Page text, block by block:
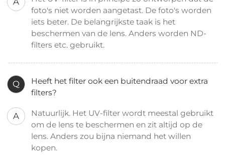
foto's niet worden aangetast. De foto's worden
iets beter. De belangrijkste taak is het
beschermen van de lens. Anders worden ND-
filters etc. gebruikt.
Q
Heeft het filter ook een buitendraad voor extra
filters?
A
Natuurlijk. Het UV-filter wordt meestal gebruikt
om de lens te beschermen en zit altijd op de
lens. Anders zou bijna niemand het willen
kopen.